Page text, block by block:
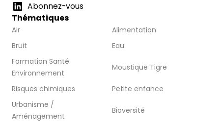
Abonnez-vous
Thématiques
Air
Alimentation
Bruit
Eau
Formation Santé
Environnement
Moustique Tigre
Risques chimiques
Petite enfance
Urbanisme /
Aménagement
Bioversité